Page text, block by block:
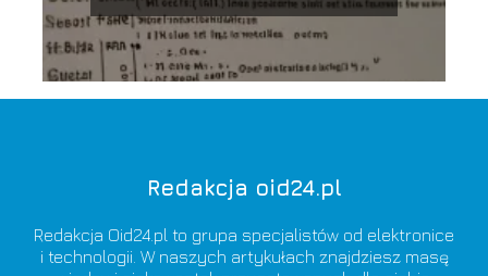
Redakcja oid24.pl
Redakcja Oid24.pl to grupa specjalistów od elektronice
i technologii. W naszych artykułach znajdziesz masę